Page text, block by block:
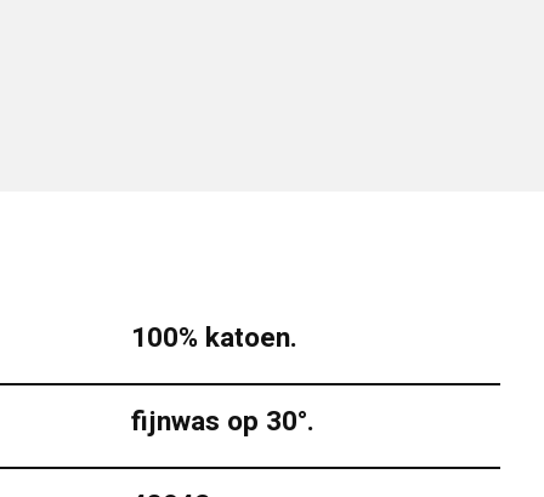
100% katoen.
fijnwas op 30°.